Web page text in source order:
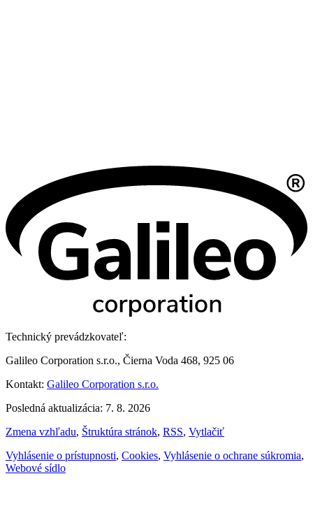
Technický prevádzkovateľ:
Galileo Corporation s.r.o., Čierna Voda 468, 925 06
Kontakt: Galileo Corporation s.r.o.
Posledná aktualizácia: 7. 8. 2026
Zmena vzhľadu, Štruktúra stránok, RSS, Vytlačiť
Vyhlásenie o prístupnosti, Cookies, Vyhlásenie o ochrane súkromia,
Webové sídlo